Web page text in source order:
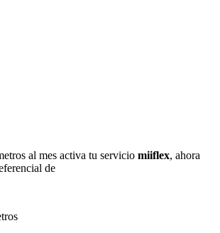
al mes activa tu servicio miiflex, ahora
de